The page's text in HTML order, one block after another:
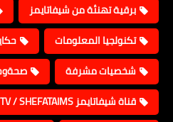
برقية تهنئة من شيفاتايمز
تكنولجيا المعلومات
شخصيات مشرفة
قناة شيفاتايمز TV / SHEFATAIMS